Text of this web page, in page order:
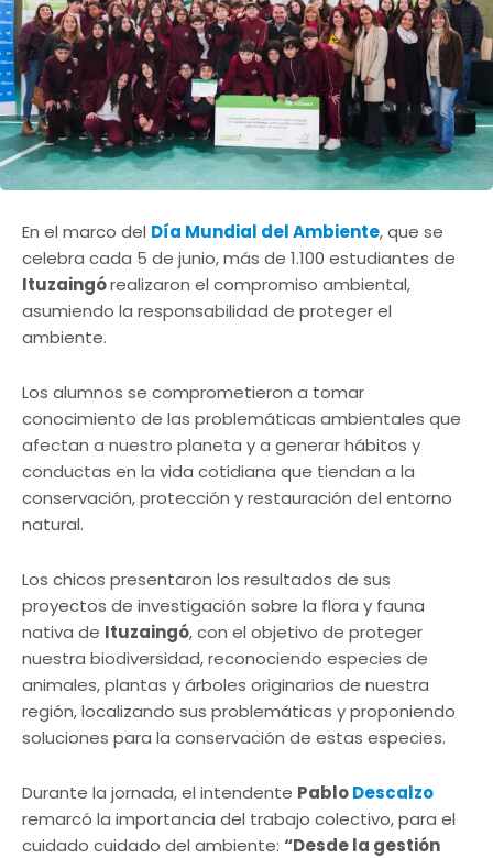
En el marco del Día Mundial del Ambiente, que se
celebra cada 5 de junio, más de 1.100 estudiantes de
Ituzaingórealizaron el compromiso ambiental,
asumiendo la responsabilidad de proteger el
ambiente.
Los alumnos se comprometieron a tomar
conocimiento de las problemáticas ambientales que
afectan a nuestro planeta y a generar hábitos y
conductas en la vida cotidiana que tiendan a la
conservación, protección y restauración del entorno
natural.
Los chicos presentaron los resultados de sus
proyectos de investigación sobre la flora y fauna
nativa de Ituzaingó, con el objetivo de proteger
nuestra biodiversidad, reconociendo especies de
animales, plantas y árboles originarios de nuestra
región, localizando sus problemáticas y proponiendo
soluciones para la conservación de estas especies.
Durante la jornada, el intendente PabloDescalzo
remarcó la importancia del trabajo colectivo, para el
cuidado cuidado del ambiente: “Desde la gestión